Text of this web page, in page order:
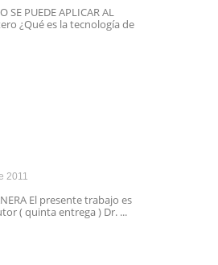
SE PUEDE APLICAR AL
¿Qué es la tecnología de
2011
El presente trabajo es
( quinta entrega ) Dr. ...